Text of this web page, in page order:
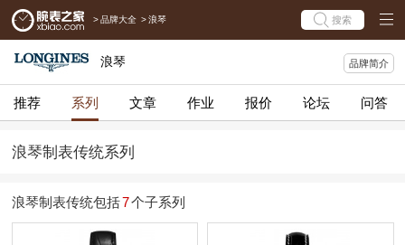
> 品牌大全 > 浪琴 搜索
浪琴 品牌简介
推荐 系列 文章 作业 报价 论坛 问答
浪琴制表传统系列
浪琴制表传统包括7个子系列